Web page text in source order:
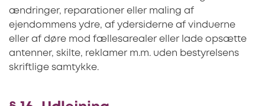
ændringer, reparationer eller maling af
ejendommens ydre, af ydersiderne af vinduerne
eller af døre mod fællesarealer eller lade opsætte
antenner, skilte, reklamer m.m. uden bestyrelsens
skriftlige samtykke.